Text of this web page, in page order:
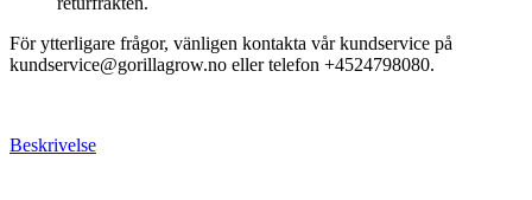
För ytterligare frågor, vänligen kontakta vår kundservice på
kundservice@gorillagrow.no eller telefon +4524798080.
Beskrivelse